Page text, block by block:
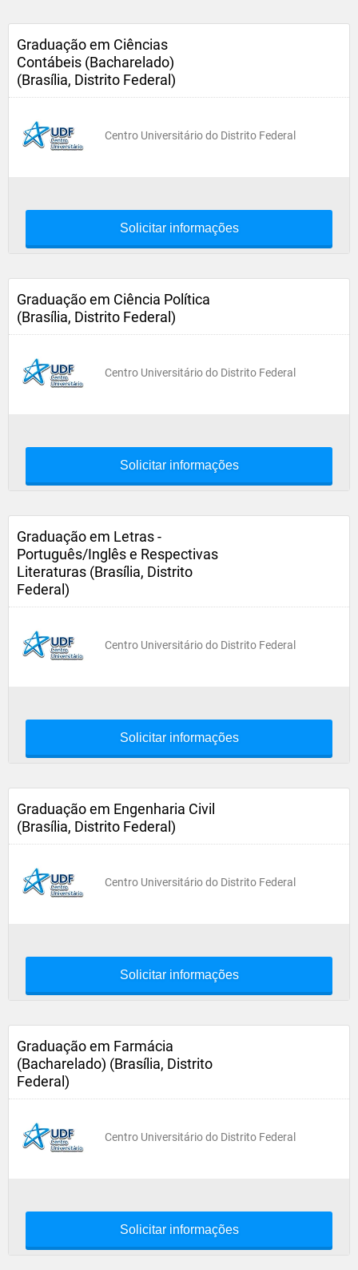
Graduação em Ciências
Contábeis (Bacharelado)
(Brasília, Distrito Federal)
Centro Universitário do Distrito Federal
Solicitar informações
Graduação em Ciência Política
(Brasília, Distrito Federal)
Centro Universitário do Distrito Federal
Solicitar informações
Graduação em Letras -
Português/Inglês e Respectivas
Literaturas (Brasília, Distrito
Federal)
Centro Universitário do Distrito Federal
Solicitar informações
Graduação em Engenharia Civil
(Brasília, Distrito Federal)
Centro Universitário do Distrito Federal
Solicitar informações
Graduação em Farmácia
(Bacharelado) (Brasília, Distrito
Federal)
Centro Universitário do Distrito Federal
Solicitar informações